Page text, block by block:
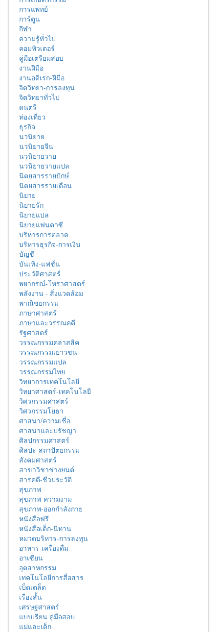
การแพทย์
การ์ตูน
กีฬา
ความรู้ทั่วไป
คอมพิวเตอร์
คู่มือเตรียมสอบ
งานฝีมือ
งานอดิเรก-ฝีมือ
จิตวิทยา-การลงทุน
จิตวิทยาทั่วไป
ดนตรี
ท่องเที่ยว
ธุรกิจ
นวนิยาย
นวนิยายจีน
นวนิยายวาย
นวนิยายวายแปล
นิตยสารรายปักษ์
นิตยสารรายเดือน
นิยาย
นิยายรัก
นิยายแปล
นิยายแฟนตาซี
บริหารการตลาด
บริหารธุรกิจ-การเงิน
บัญชี
บันเทิง-แฟชั่น
ประวัติศาสตร์
พยากรณ์-โหราศาสตร์
พลังงาน - สิ่งแวดล้อม
พาณิชยกรรม
ภาษาศาสตร์
ภาษาและวรรณคดี
รัฐศาสตร์
วรรณกรรมคลาสสิค
วรรณกรรมเยาวชน
วรรณกรรมแปล
วรรณกรรมไทย
วิทยาการเทคโนโลยี
วิทยาศาสตร์-เทคโนโลยี
วิศวกรรมศาสตร์
วิศวกรรมโยธา
ศาสนา/ความเชื่อ
ศาสนาและปรัชญา
ศิลปกรรมศาสตร์
ศิลปะ-สถาปัตยกรรม
สังคมศาสตร์
สาขาวิชาช่างยนต์
สารคดี-ชีวประวัติ
สุขภาพ
สุขภาพ-ความงาม
สุขภาพ-ออกกำลังกาย
หนังสือฟรี
หนังสือเด็ก-นิทาน
หมวดบริหาร-การลงทุน
อาหาร-เครื่องดื่ม
อาเซียน
อุตสาหกรรม
เทคโนโลยีการสื่อสาร
เบ็ดเตล็ด
เรื่องสั้น
เศรษฐศาสตร์
แบบเรียน คู่มือสอบ
แม่และเด็ก